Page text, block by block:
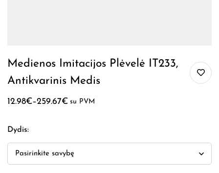
Medienos Imitacijos Plėvelė IT233,
Antikvarinis Medis
12.98€–259.67€ su PVM
Dydis: